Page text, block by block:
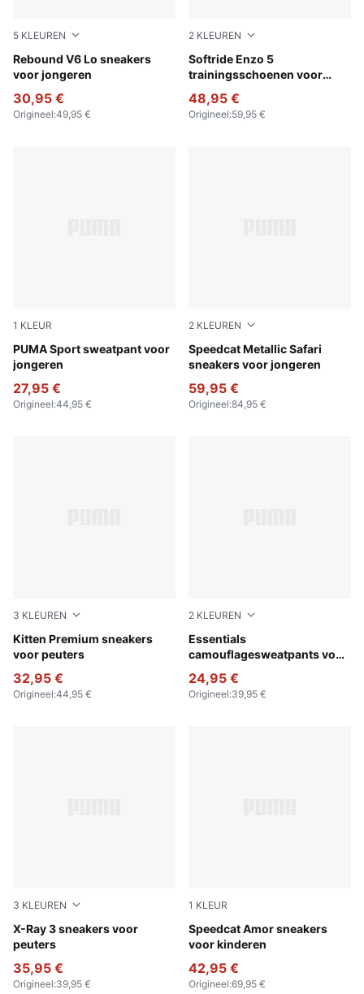
5 KLEUREN
Rebound V6 Lo sneakers
voor jongeren
PUMA White-PUMA Black-PUMA Black
30,95 €
Origineel:49,95 €
2 KLEUREN
Softride Enzo 5
trainingsschoenen voor
For All Time Red-PUMA
48,95 €
Origineel:59,95 €
1 KLEUR
PUMA Sport sweatpant voor
jongeren
Puma Black
27,95 €
Origineel:44,95 €
2 KLEUREN
Speedcat Metallic Safari
sneakers voor jongeren
PUMA Black-PUMA Silver
59,95 €
Origineel:84,95 €
3 KLEUREN
Kitten Premium sneakers
voor peuters
For All Time Red-PUMA White-PUMA Gold
32,95 €
Origineel:44,95 €
2 KLEUREN
Essentials
camouflagesweatpants voor
Pebble Gray
24,95 €
Origineel:39,95 €
3 KLEUREN
X-Ray 3 sneakers voor
peuters
Glacial Gray-Vivid Blue-PUMA Black
35,95 €
Origineel:39,95 €
1 KLEUR
Speedcat Amor sneakers
voor kinderen
Vapor Gray-Jasmine Flower
42,95 €
Origineel:69,95 €